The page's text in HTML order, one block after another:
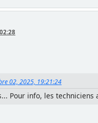
02, 2025, 19:21:24
Pour info, les